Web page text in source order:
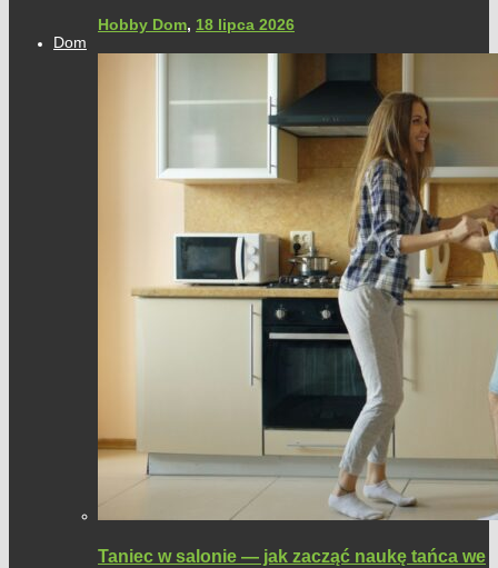
Hobby Dom, 18 lipca 2026
Dom
Taniec w salonie — jak zacząć naukę tańca we